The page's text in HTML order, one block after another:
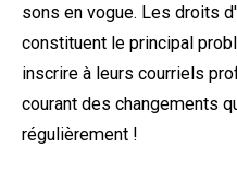
sons en vogue. Les droits
constituent le principal
inscrire à leurs courriels
courant des changements
régulièrement !